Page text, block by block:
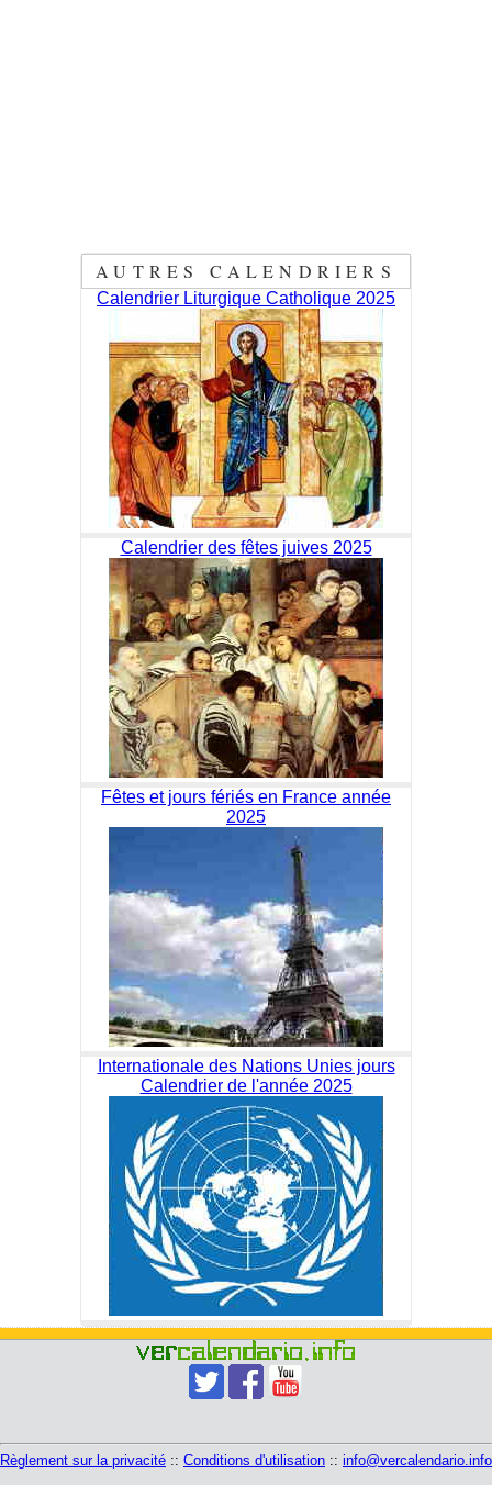
AUTRES CALENDRIERS
Calendrier Liturgique Catholique 2025
Calendrier des fêtes juives 2025
Fêtes et jours fériés en France année
2025
Internationale des Nations Unies jours
Calendrier de l'année 2025
Règlement sur la privacité :: Conditions d'utilisation :: info@vercalendario.info